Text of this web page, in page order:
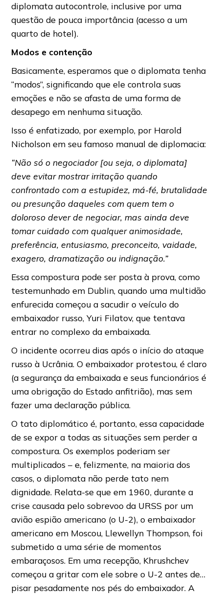
diplomata autocontrole, inclusive por uma
questão de pouca importância (acesso a um
quarto de hotel).
Modos e contenção
Basicamente, esperamos que o diplomata tenha
“modos”, significando que ele controla suas
emoções e não se afasta de uma forma de
desapego em nenhuma situação.
Isso é enfatizado, por exemplo, por Harold
Nicholson em seu famoso manual de diplomacia:
“Não só o negociador [ou seja, o diplomata]
deve evitar mostrar irritação quando
confrontado com a estupidez, má-fé, brutalidade
ou presunção daqueles com quem tem o
doloroso dever de negociar, mas ainda deve
tomar cuidado com qualquer animosidade,
preferência, entusiasmo, preconceito, vaidade,
exagero, dramatização ou indignação.”
Essa compostura pode ser posta à prova, como
testemunhado em Dublin, quando uma multidão
enfurecida começou a sacudir o veículo do
embaixador russo, Yuri Filatov, que tentava
entrar no complexo da embaixada.
O incidente ocorreu dias após o início do ataque
russo à Ucrânia. O embaixador protestou, é claro
(a segurança da embaixada e seus funcionários é
uma obrigação do Estado anfitrião), mas sem
fazer uma declaração pública.
O tato diplomático é, portanto, essa capacidade
de se expor a todas as situações sem perder a
compostura. Os exemplos poderiam ser
multiplicados – e, felizmente, na maioria dos
casos, o diplomata não perde tato nem
dignidade. Relata-se que em 1960, durante a
crise causada pelo sobrevoo da URSS por um
avião espião americano (o U-2), o embaixador
americano em Moscou, Llewellyn Thompson, foi
submetido a uma série de momentos
embaraçosos. Em uma recepção, Khrushchev
começou a gritar com ele sobre o U-2 antes de…
pisar pesadamente nos pés do embaixador. A